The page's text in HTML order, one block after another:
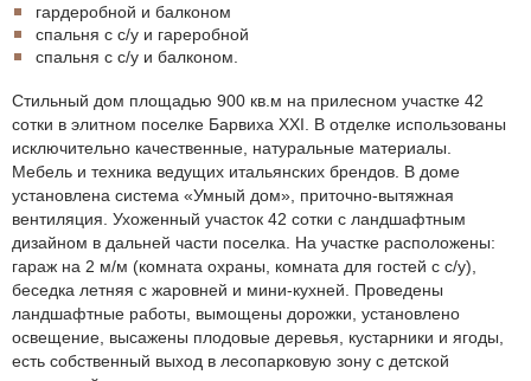
гардеробной и балконом
спальня с с/у и гареробной
спальня с с/у и балконом.
Стильный дом площадью 900 кв.м на прилесном участке 42
сотки в элитном поселке Барвиха XXI. В отделке использованы
исключительно качественные, натуральные материалы.
Мебель и техника ведущих итальянских брендов. В доме
установлена система «Умный дом», приточно-вытяжная
вентиляция. Ухоженный участок 42 сотки с ландшафтным
дизайном в дальней части поселка. На участке расположены:
гараж на 2 м/м (комната охраны, комната для гостей с с/у),
беседка летняя с жаровней и мини-кухней. Проведены
ландшафтные работы, вымощены дорожки, установлено
освещение, высажены плодовые деревья, кустарники и ягоды,
есть собственный выход в лесопарковую зону с детской